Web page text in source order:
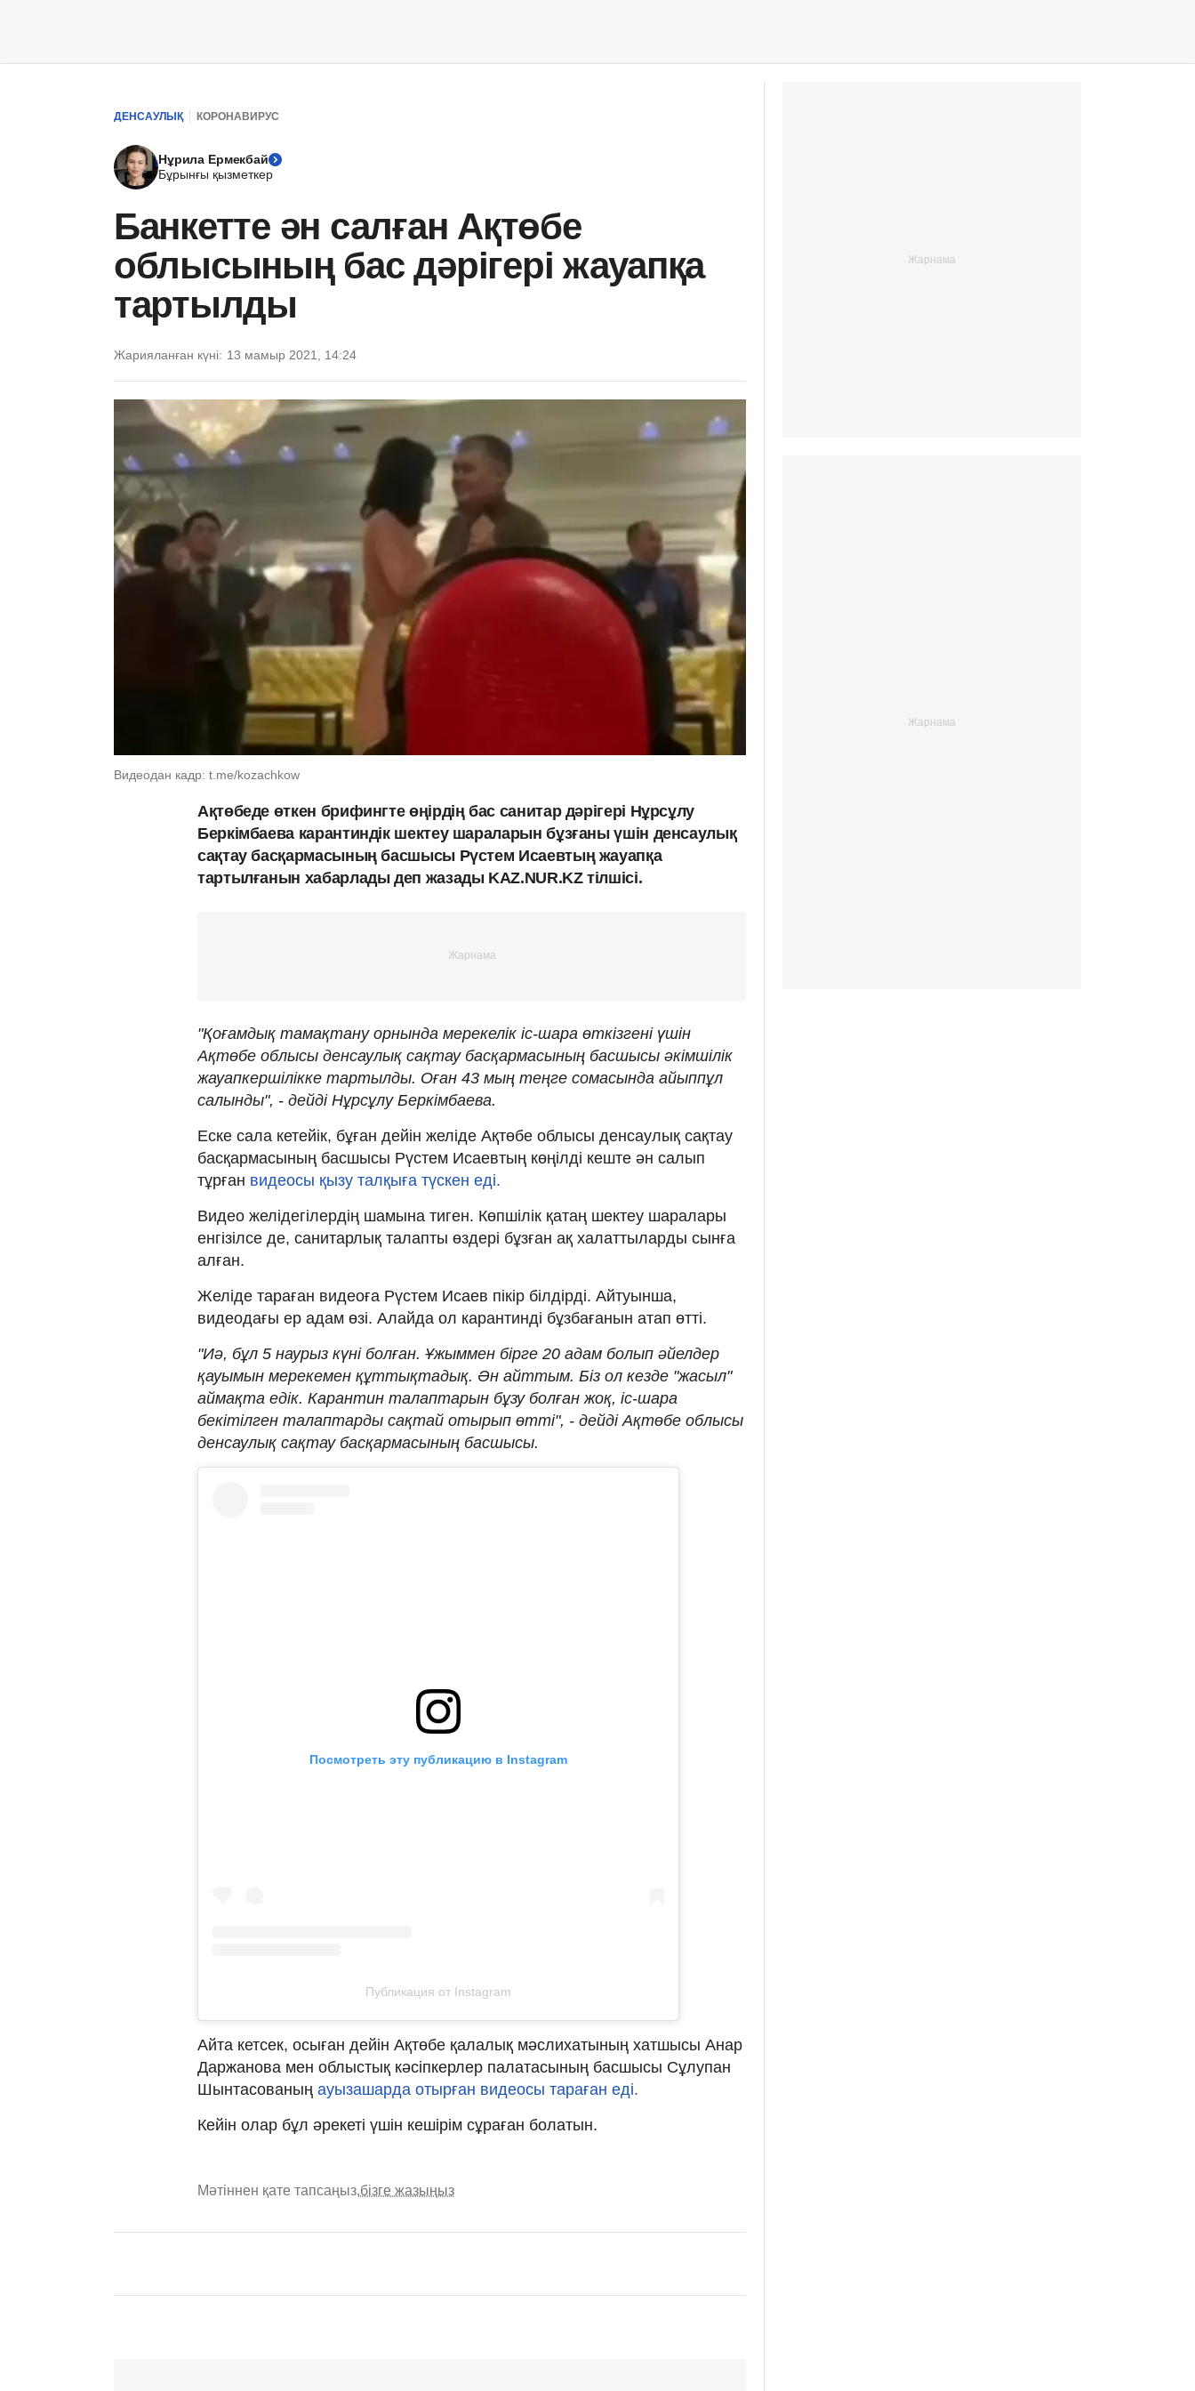
ДЕНСАУЛЫҚ КОРОНАВИРУС
Нұрила Ермекбай
Бұрынғы қызметкер
Банкетте ән салған Ақтөбе
облысының бас дәрігері жауапқа
тартылды
Жарияланған күні: 13 мамыр 2021, 14:24
Видеодан кадр: t.me/kozachkow
Ақтөбеде өткен брифингте өңірдің бас санитар дәрігері Нұрсұлу
Беркімбаева карантиндік шектеу шараларын бұзғаны үшін денсаулық
сақтау басқармасының басшысы Рүстем Исаевтың жауапқа
тартылғанын хабарлады деп жазады KAZ.NUR.KZ тілшісі.
"Қоғамдық тамақтану орнында мерекелік іс-шара өткізгені үшін
Ақтөбе облысы денсаулық сақтау басқармасының басшысы әкімшілік
жауапкершілікке тартылды. Оған 43 мың теңге сомасында айыппұл
салынды", - дейді Нұрсұлу Беркімбаева.
Еске сала кетейік, бұған дейін желіде Ақтөбе облысы денсаулық сақтау
басқармасының басшысы Рүстем Исаевтың көңілді кеште ән салып
тұрған видеосы қызу талқыға түскен еді.
Видео желідегілердің шамына тиген. Көпшілік қатаң шектеу шаралары
енгізілсе де, санитарлық талапты өздері бұзған ақ халаттыларды сынға
алған.
Желіде тараған видеоға Рүстем Исаев пікір білдірді. Айтуынша,
видеодағы ер адам өзі. Алайда ол карантинді бұзбағанын атап өтті.
"Иә, бұл 5 наурыз күні болған. Ұжыммен бірге 20 адам болып әйелдер
қауымын мерекемен құттықтадық. Ән айттым. Біз ол кезде "жасыл"
аймақта едік. Карантин талаптарын бұзу болған жоқ, іс-шара
бекітілген талаптарды сақтай отырып өтті", - дейді Ақтөбе облысы
денсаулық сақтау басқармасының басшысы.
Посмотреть эту публикацию в Instagram
Публикация от Instagram
Айта кетсек, осыған дейін Ақтөбе қалалық мәслихатының хатшысы Анар
Даржанова мен облыстық кәсіпкерлер палатасының басшысы Сұлупан
Шынтасованың ауызашарда отырған видеосы тараған еді.
Кейін олар бұл әрекеті үшін кешірім сұраған болатын.
Мәтіннен қате тапсаңыз,бізге жазыңыз